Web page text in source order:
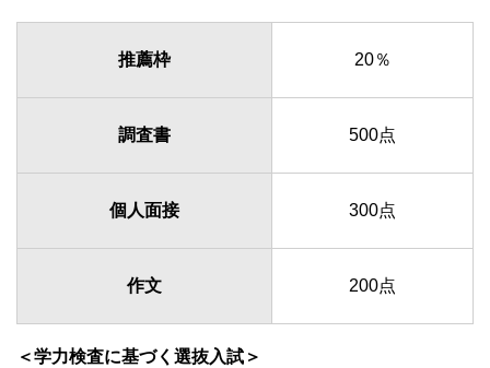
推薦枠 20％
調査書 500点
個人面接 300点
作文 200点
＜学力検査に基づく選抜入試＞